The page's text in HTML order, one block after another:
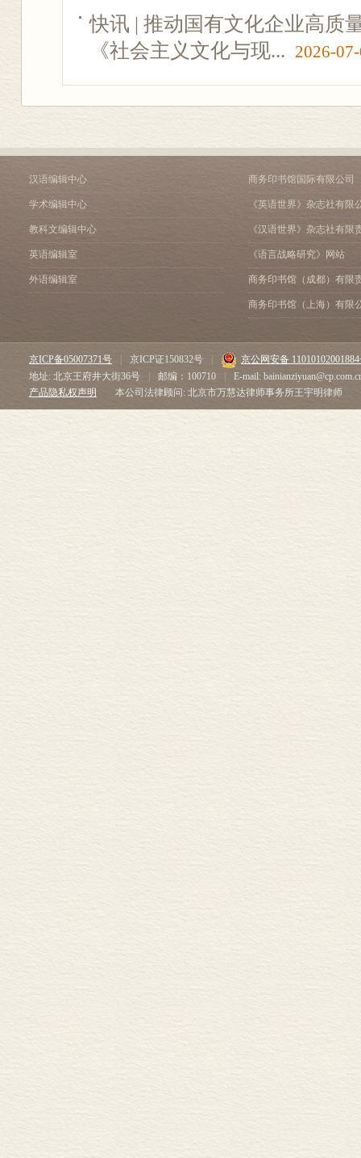
快讯 | 推动国有文化企业高质
《社会主义文化与现... 2026-
汉语编辑中心
学术编辑中心
教科文编辑中心
英语编辑室
外语编辑室
商务印书馆国际有限公司
《英语世界》杂志社有限
《汉语世界》杂志社有限
《语言战略研究》网站
商务印书馆（成都）有限
商务印书馆（上海）有限
京ICP备05007371号 京ICP证150832号
京公网安备
地址: 北京王府井大街36号
邮编：100710
E-mail:
产品隐私权声明
本公司法律顾问: 北京市万慧达律师事务所王宇明律师